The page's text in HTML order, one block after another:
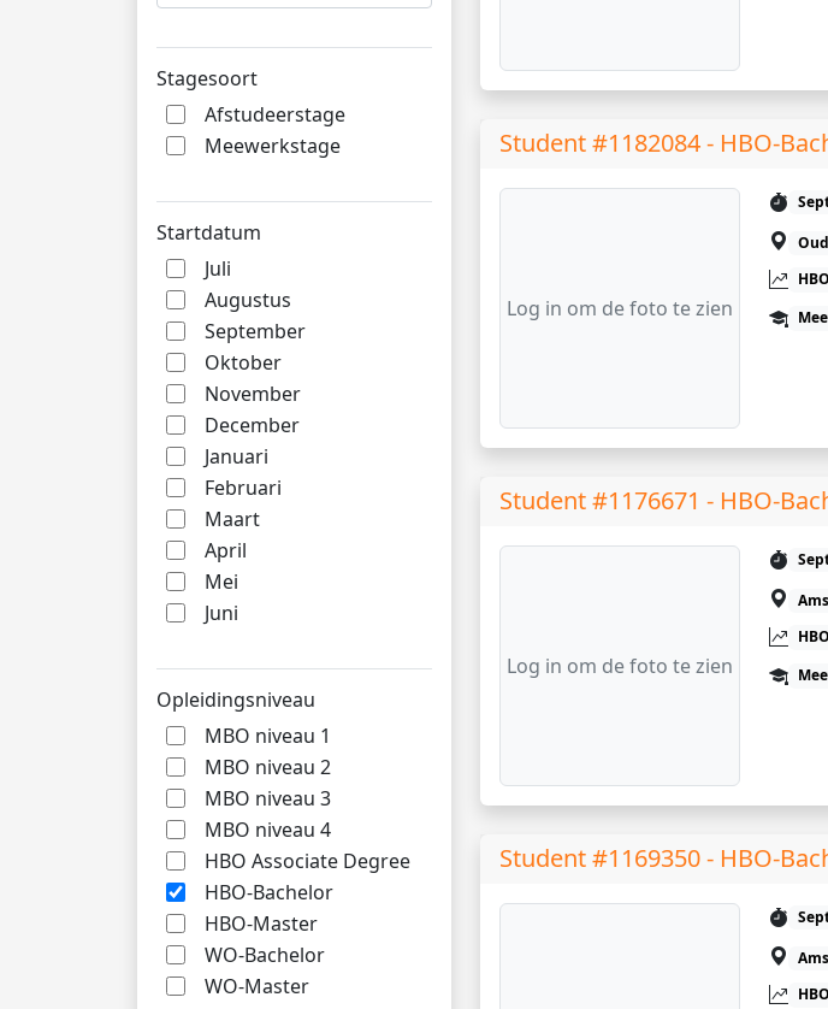
Stagesoort
Afstudeerstage
Meewerkstage
Startdatum
Juli
Augustus
September
Oktober
November
December
Januari
Februari
Maart
April
Mei
Juni
Opleidingsniveau
MBO niveau 1
MBO niveau 2
MBO niveau 3
MBO niveau 4
HBO Associate Degree
HBO-Bachelor
HBO-Master
WO-Bachelor
WO-Master
Student #1182084 - HBO-
Log in om de foto te zien
Student #1176671 - HBO-
Log in om de foto te zien
Student #1169350 - HBO-